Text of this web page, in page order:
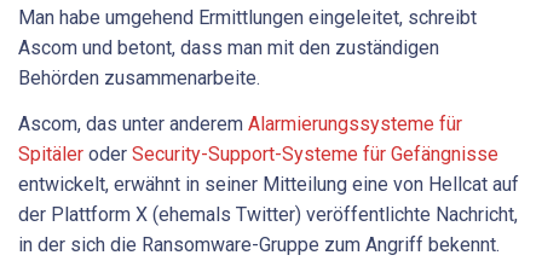
Man habe umgehend Ermittlungen eingeleitet, schreibt
Ascom und betont, dass man mit den zuständigen
Behörden zusammenarbeite.
Ascom, das unter anderem Alarmierungssysteme für
Spitäler oder Security-Support-Systeme für Gefängnisse
entwickelt, erwähnt in seiner Mitteilung eine von Hellcat auf
der Plattform X (ehemals Twitter) veröffentlichte Nachricht,
in der sich die Ransomware-Gruppe zum Angriff bekennt.